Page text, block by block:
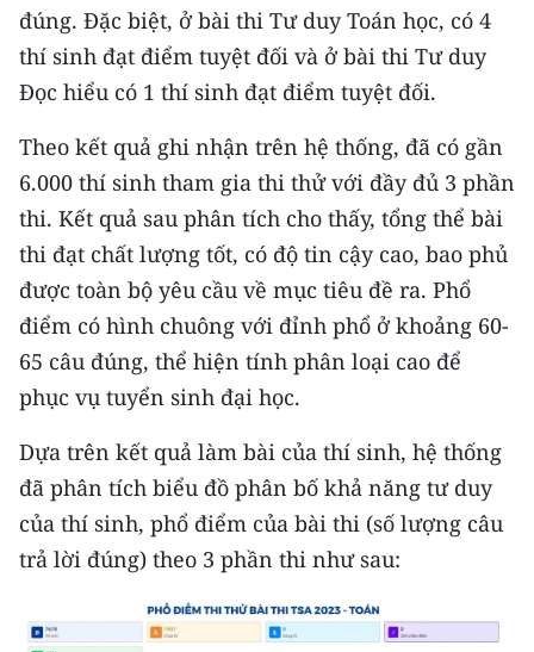
Media Chính trị
Media Kinh tế
Media Xã hội
Media Pháp luật
Media Du lịch
Media Thế giới
Media Thể thao
Media Giáo dục
Media Y tế
Media Khoa học - Công nghệ
đúng. Đặc biệt, ở bài thi Tư duy Toán học, có 4
thí sinh đạt điểm tuyệt đối và ở bài thi Tư duy
Đọc hiểu có 1 thí sinh đạt điểm tuyệt đối.
Theo kết quả ghi nhận trên hệ thống, đã có gần
6.000 thí sinh tham gia thi thử với đầy đủ 3 phần
thi. Kết quả sau phân tích cho thấy, tổng thể bài
thi đạt chất lượng tốt, có độ tin cậy cao, bao phủ
được toàn bộ yêu cầu về mục tiêu đề ra. Phổ
điểm có hình chuông với đỉnh phổ ở khoảng 60-
65 câu đúng, thể hiện tính phân loại cao để
phục vụ tuyển sinh đại học.
Dựa trên kết quả làm bài của thí sinh, hệ thống
đã phân tích biểu đồ phân bố khả năng tư duy
của thí sinh, phổ điểm của bài thi (số lượng câu
trả lời đúng) theo 3 phần thi như sau: